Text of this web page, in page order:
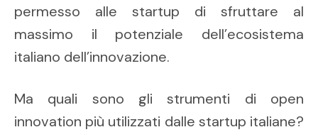
permesso alle startup di sfruttare al
massimo il potenziale dell’ecosistema
italiano dell’innovazione.
Ma quali sono gli strumenti di open
innovation più utilizzati dalle startup italiane?